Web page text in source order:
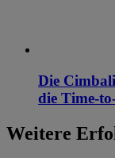
Die
die Time-
Weitere